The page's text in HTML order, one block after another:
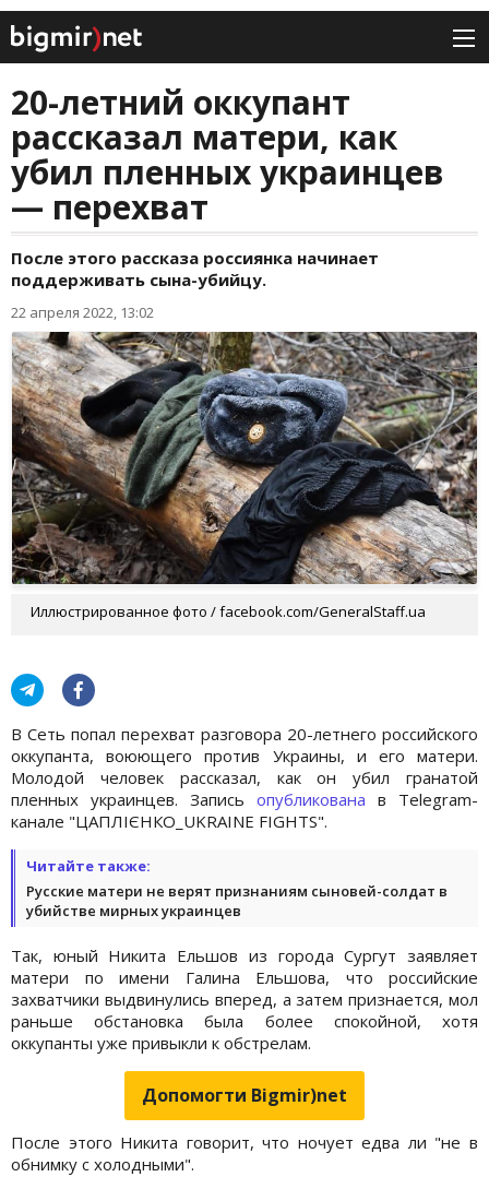
20-летний оккупант
рассказал матери, как
убил пленных украинцев
— перехват
После этого рассказа россиянка начинает
поддерживать сына-убийцу.
22 апреля 2022, 13:02
Иллюстрированное фото / facebook.com/GeneralStaff.ua
В Сеть попал перехват разговора 20-летнего российского
оккупанта, воюющего против Украины, и его матери.
Молодой человек рассказал, как он убил гранатой
пленных украинцев. Запись опубликована в Telegram-
канале "ЦАПЛІЄНКО_UKRAINE FIGHTS".
Читайте также:
Русские матери не верят признаниям сыновей-солдат в
убийстве мирных украинцев
Так, юный Никита Ельшов из города Сургут заявляет
матери по имени Галина Ельшова, что российские
захватчики выдвинулись вперед, а затем признается, мол
раньше обстановка была более спокойной, хотя
оккупанты уже привыкли к обстрелам.
Допомогти Bigmir)net
После этого Никита говорит, что ночует едва ли "не в
обнимку с холодными".